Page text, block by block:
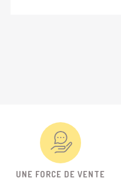
UNE FORCE DE VENTE